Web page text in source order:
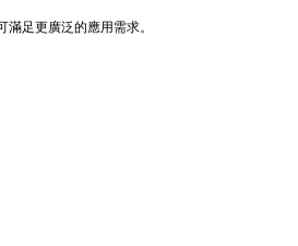
足更廣泛的應用需求。